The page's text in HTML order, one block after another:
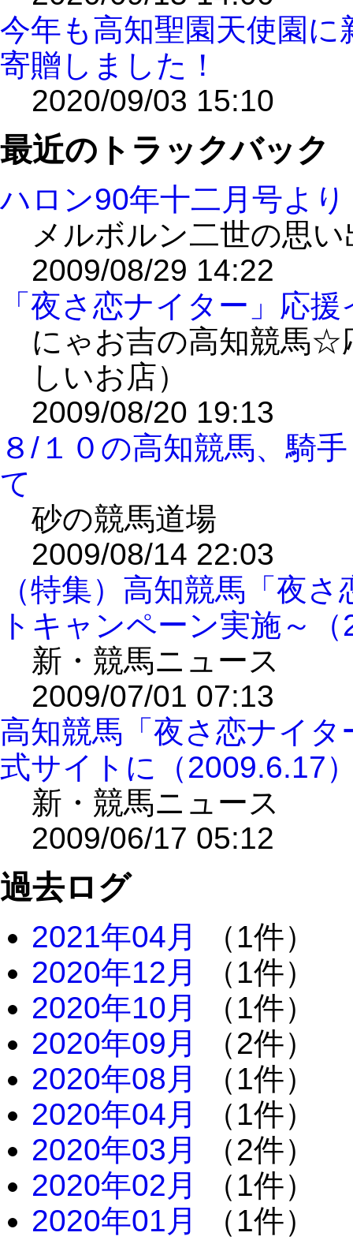
今年も高知聖園天使園
寄贈しました！
2020/09/03 15:10
最近のトラックバック
ハロン90年十二月号よ
メルボルン二世の思
2009/08/29 14:22
「夜さ恋ナイター」応
にゃお吉の高知競馬☆
しいお店）
2009/08/20 19:13
８/１０の高知競馬、騎
て
砂の競馬道場
2009/08/14 22:03
（特集）高知競馬「夜
トキャンペーン実施～
新・競馬ニュース
2009/07/01 07:13
高知競馬「夜さ恋ナイ
式サイトに（2009.6.17
新・競馬ニュース
2009/06/17 05:12
過去ログ
2021年04月
（1件）
2020年12月
（1件）
2020年10月
（1件）
2020年09月
（2件）
2020年08月
（1件）
2020年04月
（1件）
2020年03月
（2件）
2020年02月
（1件）
2020年01月
（1件）